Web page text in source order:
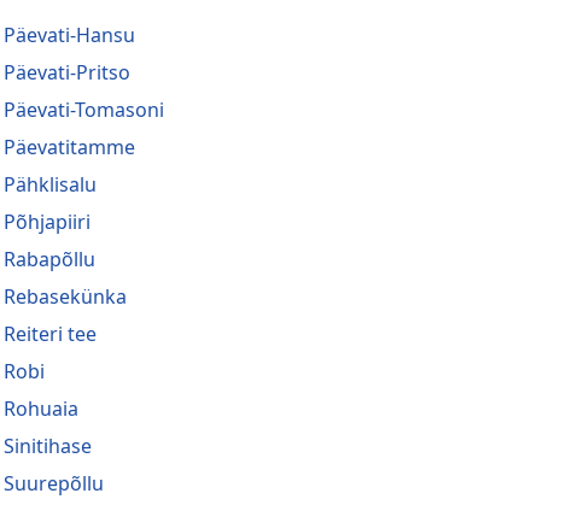
Päevati-Hansu
Päevati-Pritso
Päevati-Tomasoni
Päevatitamme
Pähklisalu
Põhjapiiri
Rabapõllu
Rebasekünka
Reiteri tee
Robi
Rohuaia
Sinitihase
Suurepõllu